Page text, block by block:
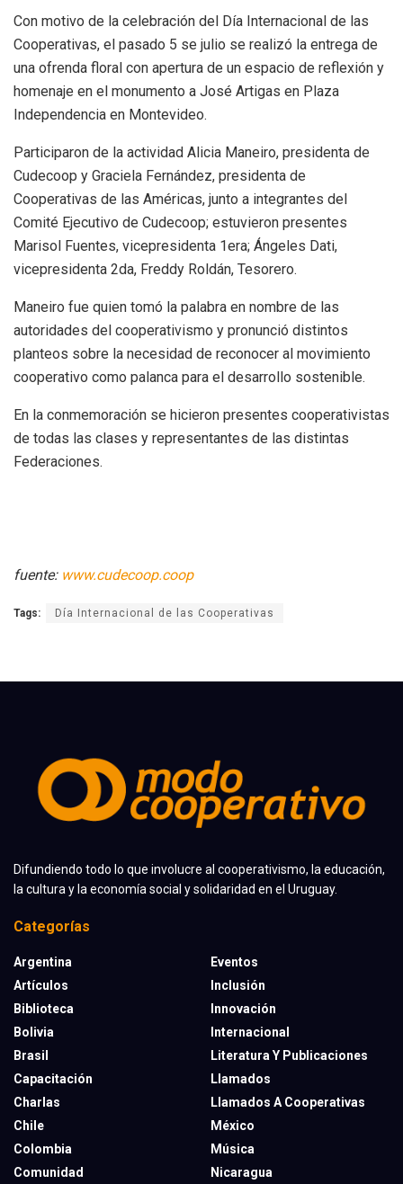
Con motivo de la celebración del Día Internacional de las
Cooperativas, el pasado 5 se julio se realizó la entrega de
una ofrenda floral con apertura de un espacio de reflexión y
homenaje en el monumento a José Artigas en Plaza
Independencia en Montevideo.
Participaron de la actividad Alicia Maneiro, presidenta de
Cudecoop y Graciela Fernández, presidenta de
Cooperativas de las Américas, junto a integrantes del
Comité Ejecutivo de Cudecoop; estuvieron presentes
Marisol Fuentes, vicepresidenta 1era; Ángeles Dati,
vicepresidenta 2da, Freddy Roldán, Tesorero.
Maneiro fue quien tomó la palabra en nombre de las
autoridades del cooperativismo y pronunció distintos
planteos sobre la necesidad de reconocer al movimiento
cooperativo como palanca para el desarrollo sostenible.
En la conmemoración se hicieron presentes cooperativistas
de todas las clases y representantes de las distintas
Federaciones.
fuente: www.cudecoop.coop
Tags: Día Internacional de las Cooperativas
Difundiendo todo lo que involucre al cooperativismo, la educación,
la cultura y la economía social y solidaridad en el Uruguay.
Categorías
Argentina
Artículos
Biblioteca
Bolivia
Brasil
Capacitación
Charlas
Chile
Colombia
Comunidad
Eventos
Inclusión
Innovación
Internacional
Literatura Y Publicaciones
Llamados
Llamados A Cooperativas
México
Música
Nicaragua